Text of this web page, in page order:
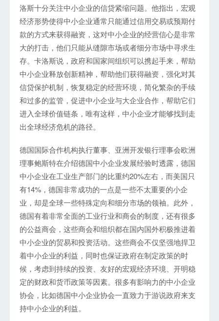
洛斯十分关注中小企业的信贷紧缩问题。他指出，宏观
经济形势使得中小企业通常只能通过信用交易或预期付
款的方式来获得融资，这对中小企业的经营信心是非常
大的打击，他们只能从缝隙市场或者细分市场中寻求生
存。卡洛斯说，政府和国家间组织可以携起手来，帮助
中小企业释放创新精神，帮助他们获得融资，强化对其
信贷保护机制，恢复稳定的经营环境，简化繁杂的手续
和过多的监管，促进中小企业与大企业合作，帮助它们
进入全球价值链条，唯有这样，中小企业才能够找到走
出全球经济危机的路径。
德国国际合作机构执行董事、亚洲开发银行理事会欧洲
理事鲍斯特在介绍德国中小企业发展经验时透露，德国
中小企业在工业生产部门的比重约20%左右，而美国只
有14%，德国非常成功的一点是一些不太重要的小企
业，却是全球一些特殊定向和细分市场的领袖。此外，
德国有着非常全面的工业行业和商会的制度，还有很多
的公益商会，这些商会和组织都在国内国外积极推进着
中小企业的贸易和投资活动。这些商会不仅坚强地捍卫
着中小企业的利益，同时也保证政府在制定政策的时
候，考虑到持续的投资、友好的宏观经济环境、开明稳
定的财政和货币政策等因素。很多有影响力的中小企业
协会，比如德国中小企业协会一直致力于游说政府来支
持中小企业的利益。